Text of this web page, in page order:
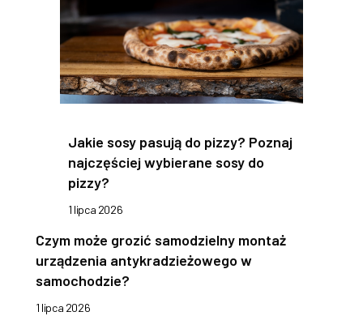
Jakie sosy pasują do pizzy? Poznaj
najczęściej wybierane sosy do
pizzy?
1 lipca 2026
Czym może grozić samodzielny montaż
urządzenia antykradzieżowego w
samochodzie?
1 lipca 2026